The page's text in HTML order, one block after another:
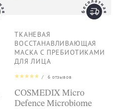
ТКАНЕВАЯ
ВОССТАНАВЛИВАЮЩАЯ
МАСКА С ПРЕБИОТИКАМИ
ДЛЯ ЛИЦА
/ 6 отзывов
COSMEDIX Micro
Defence Microbiome